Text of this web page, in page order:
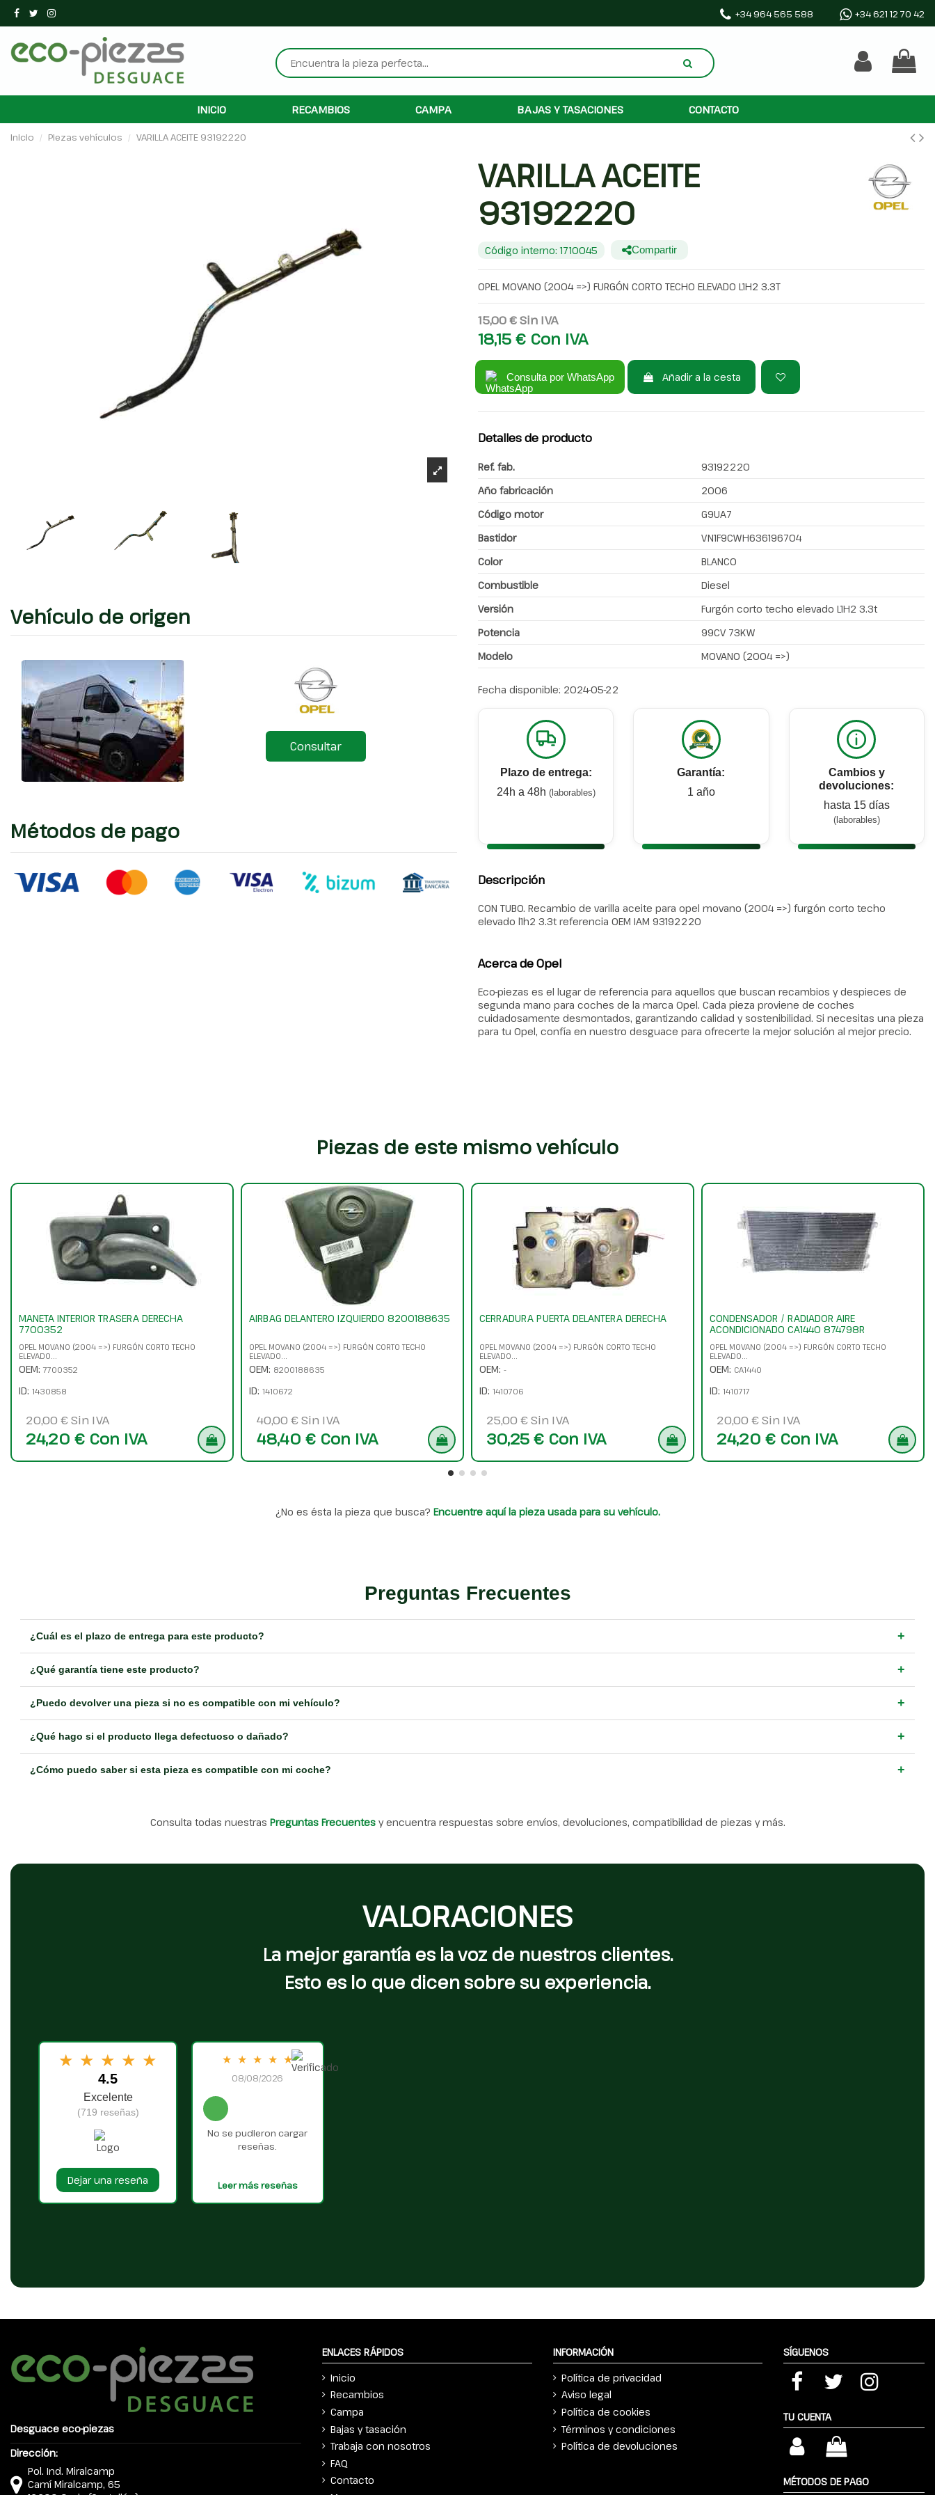
+34 964 565 588 +34 621 12 70 42
INICIO RECAMBIOS CAMPA BAJAS Y TASACIONES CONTACTO
Inicio Piezas vehículos VARILLA ACEITE 93192220
Vehículo de origen
Consultar
Métodos de pago
VARILLA ACEITE
93192220
Código interno: 1710045 Compartir
OPEL MOVANO (2004 =>) FURGÓN CORTO TECHO ELEVADO L1H2 3.3T
15,00 €Sin IVA
18,15 € Con IVA
Consulta por WhatsApp Añadir a la cesta
Detalles de producto
Ref. fab.
93192220
Año fabricación
2006
Código motor
G9UA7
Bastidor
VN1F9CWH636196704
Color
BLANCO
Combustible
Diesel
Versión
Furgón corto techo elevado L1H2 3.3t
Potencia
99CV 73KW
Modelo
MOVANO (2004 =>)
Fecha disponible: 2024-05-22
Plazo de entrega:
24h a 48h (laborables)
Garantía:
1 año
Cambios y
devoluciones:
hasta 15 días
(laborables)
Descripción
CON TUBO. Recambio de varilla aceite para opel movano (2004 =>) furgón corto techo
elevado l1h2 3.3t referencia OEM IAM 93192220
Acerca de Opel
Eco-piezas es el lugar de referencia para aquellos que buscan recambios y despieces de
segunda mano para coches de la marca Opel. Cada pieza proviene de coches
cuidadosamente desmontados, garantizando calidad y sostenibilidad. Si necesitas una pieza
para tu Opel, confía en nuestro desguace para ofrecerte la mejor solución al mejor precio.
Piezas de este mismo vehículo
MANETA INTERIOR TRASERA DERECHA
7700352
OPEL MOVANO (2004 =>) FURGÓN CORTO TECHO
ELEVADO...
OEM: 7700352
ID: 1430858
20,00 € Sin IVA
24,20 € Con IVA
AIRBAG DELANTERO IZQUIERDO 8200188635
OPEL MOVANO (2004 =>) FURGÓN CORTO TECHO
ELEVADO...
OEM: 8200188635
ID: 1410672
40,00 € Sin IVA
48,40 € Con IVA
CERRADURA PUERTA DELANTERA DERECHA
OPEL MOVANO (2004 =>) FURGÓN CORTO TECHO
ELEVADO...
OEM: -
ID: 1410706
25,00 € Sin IVA
30,25 € Con IVA
CONDENSADOR / RADIADOR AIRE
ACONDICIONADO CA1440 874798R
OPEL MOVANO (2004 =>) FURGÓN CORTO TECHO
ELEVADO...
OEM: CA1440
ID: 1410717
20,00 € Sin IVA
24,20 € Con IVA
¿No es ésta la pieza que busca? Encuentre aquí la pieza usada para su vehículo.
Preguntas Frecuentes
¿Cuál es el plazo de entrega para este producto? +
¿Qué garantía tiene este producto? +
¿Puedo devolver una pieza si no es compatible con mi vehículo? +
¿Qué hago si el producto llega defectuoso o dañado? +
¿Cómo puedo saber si esta pieza es compatible con mi coche? +
Consulta todas nuestras Preguntas Frecuentes y encuentra respuestas sobre envíos, devoluciones, compatibilidad de piezas y más.
VALORACIONES
La mejor garantía es la voz de nuestros clientes.
Esto es lo que dicen sobre su experiencia.
★ ★ ★ ★ ★
4.5
Excelente
(719 reseñas)
Dejar una reseña
★ ★ ★ ★ ★
08/08/2026
No se pudieron cargar
reseñas.
Leer más reseñas
Desguace eco-piezas
Dirección:
Pol. Ind. Miralcamp
Camí Miralcamp, 65
ENLACES RÁPIDOS
Inicio
Recambios
Campa
Bajas y tasación
Trabaja con nosotros
FAQ
Contacto
INFORMACIÓN
Política de privacidad
Aviso legal
Política de cookies
Términos y condiciones
Política de devoluciones
SÍGUENOS
TU CUENTA
MÉTODOS DE PAGO